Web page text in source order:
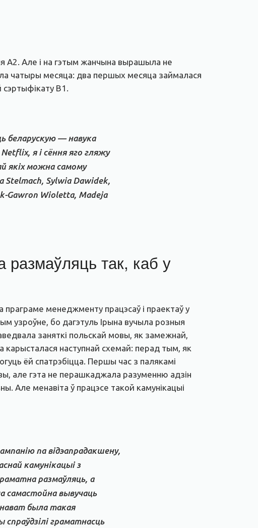
А2. Але і на гэтым жанчына вырашыла не
чатыры месяца: два першых месяца займалася
В1.
беларускую — навука
я і сёння яго гляжу
якіх можна самому
Sylwia Dawidek,
Gawron Wioletta, Madeja
размаўляць так, каб у
менеджменту працэсаў і праектаў у
узроўне, бо дагэтуль Ірына вучыла розныя
заняткі польскай мовы, як замежнай,
наступнай схемай: перад тым, як
ёй спатрэбіцца. Першы час з палякамі
але гэта не перашкаджала разуменню адзін
Але менавіта ў працэсе такой камунікацыі
па відэапрадакшену,
камунікацыі з
размаўляць, а
самастойна вывучаць
была такая
граматнасць